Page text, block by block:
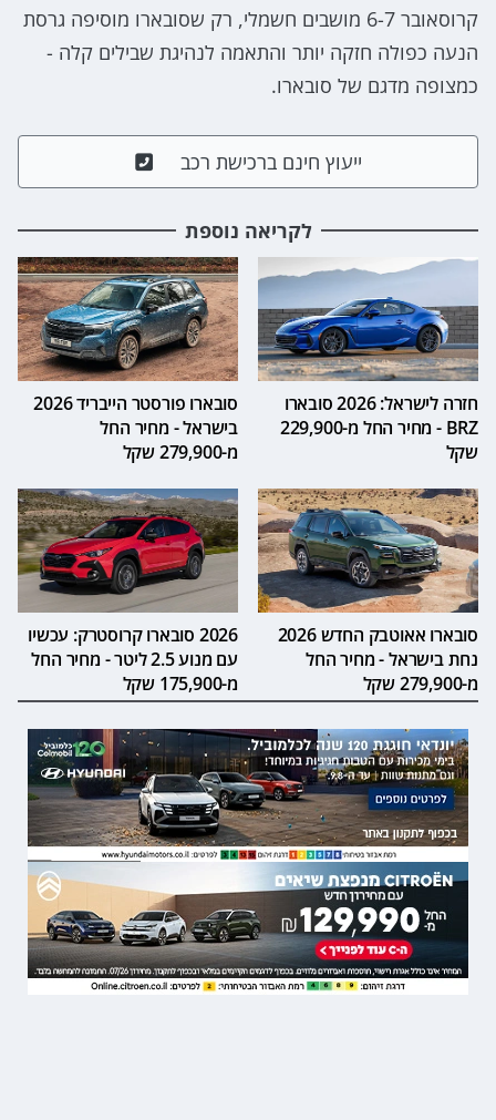
קרוסאובר 6-7 מושבים חשמלי, רק שסובארו מוסיפה גרסת
הנעה כפולה חזקה יותר והתאמה לנהיגת שבילים קלה -
כמצופה מדגם של סובארו.
ייעוץ חינם ברכישת רכב
לקריאה נוספת
חזרה לישראל: 2026 סובארו
BRZ - מחיר החל מ-229,900
שקל
סובארו פורסטר הייבריד 2026
בישראל - מחיר החל
מ-279,900 שקל
סובארו אאוטבק החדש 2026
נחת בישראל - מחיר החל
מ-279,900 שקל
2026 סובארו קרוסטרק: עכשיו
עם מנוע 2.5 ליטר - מחיר החל
מ-175,900 שקל